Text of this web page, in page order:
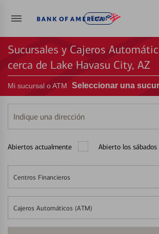
Entrar
Sucursales y Cajeros
cerca de Lake Havasu City, AZ
Mi sucursal o ATM Seleccionar una
Indique
una
Abiertos actualmente Abierto los sábados
Centros Financieros
Cajeros Automáticos (ATM)